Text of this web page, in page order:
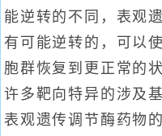
能逆转的不同，表观
有可能逆转的，可以
胞群恢复到更正常的
许多靶向特异的涉及
表观遗传调节酶药物